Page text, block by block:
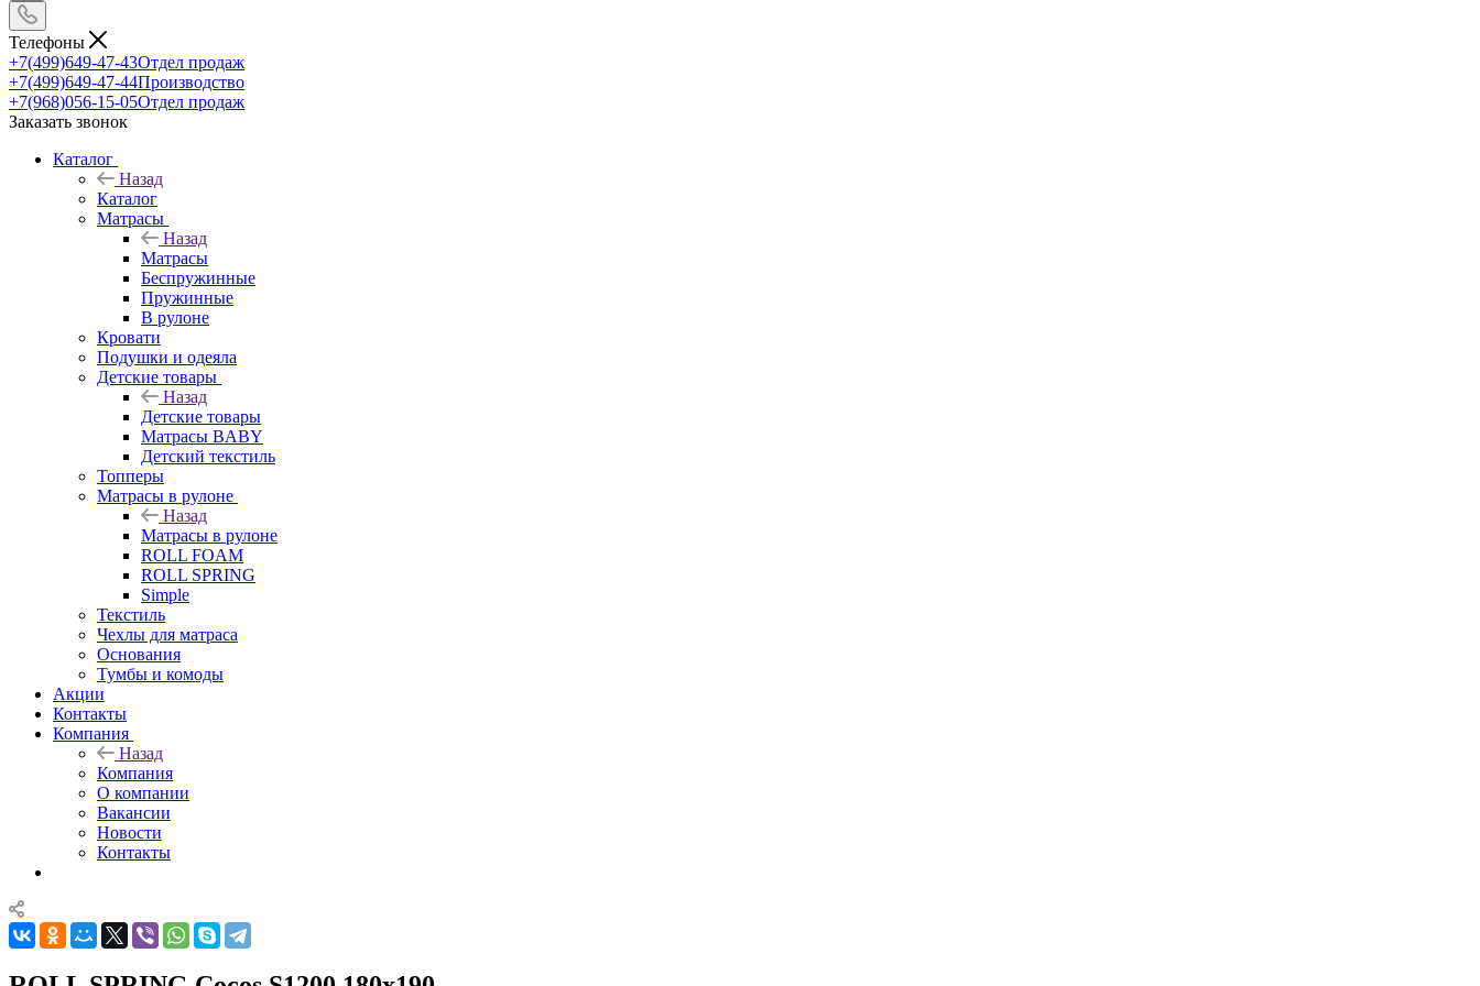
Телефоны
+7(499)649-47-43Отдел продаж
+7(499)649-47-44Производство
+7(968)056-15-05Отдел продаж
Заказать звонок
Каталог
Назад
Каталог
Матрасы
Назад
Матрасы
Беспружинные
Пружинные
В рулоне
Кровати
Подушки и одеяла
Детские товары
Назад
Детские товары
Матрасы BABY
Детский текстиль
Топперы
Матрасы в рулоне
Назад
Матрасы в рулоне
ROLL FOAM
ROLL SPRING
Simple
Текстиль
Чехлы для матраса
Основания
Тумбы и комоды
Акции
Контакты
Компания
Назад
Компания
О компании
Вакансии
Новости
Контакты